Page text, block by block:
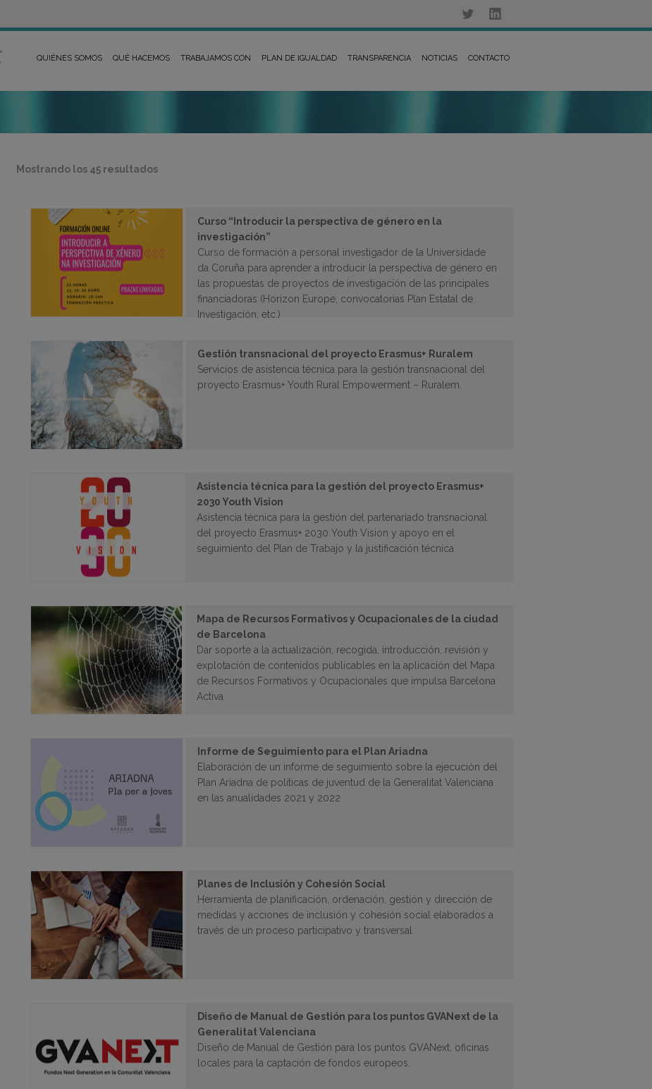
QUIÉNES SOMOS QUÉ HACEMOS TRABAJAMOS CON PLAN DE IGUALDAD TRANSPARENCIA NOTICIAS CONTACTO
Mostrando los 45 resultadosOrdenado
Curso “Introducir la perspectiva de género en la
investigación”
Curso de formación a personal investigador de la Universidade
da Coruña para aprender a introducir la perspectiva de género en
las propuestas de proyectos de investigación de las principales
financiadoras (Horizon Europe, convocatorias Plan Estatal de
Investigación, etc.)
Gestión transnacional del proyecto Erasmus+ Ruralem
Servicios de asistencia técnica para la gestión transnacional del
proyecto Erasmus+ Youth Rural Empowerment – Ruralem.
Asistencia técnica para la gestión del proyecto Erasmus+
2030 Youth Vision
Asistencia técnica para la gestión del partenariado transnacional
del proyecto Erasmus+ 2030 Youth Vision y apoyo en el
seguimiento del Plan de Trabajo y la justificación técnica
Mapa de Recursos Formativos y Ocupacionales de la ciudad
de Barcelona
Dar soporte a la actualización, recogida, introducción, revisión y
explotación de contenidos publicables en la aplicación del Mapa
de Recursos Formativos y Ocupacionales que impulsa Barcelona
Activa
Informe de Seguimiento para el Plan Ariadna
Elaboración de un informe de seguimiento sobre la ejecución del
Plan Ariadna de políticas de juventud de la Generalitat Valenciana
en las anualidades 2021 y 2022
Planes de Inclusión y Cohesión Social
Herramienta de planificación, ordenación, gestión y dirección de
medidas y acciones de inclusión y cohesión social elaborados a
través de un proceso participativo y transversal
Diseño de Manual de Gestión para los puntos GVANext de la
Generalitat Valenciana
Diseño de Manual de Gestión para los puntos GVANext, oficinas
locales para la captación de fondos europeos.